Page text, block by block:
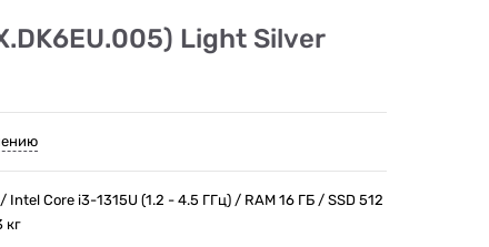
Light Silver
Intel Core i3-1315U (1.2 - 4.5 ГГц) / RAM 16 ГБ / SSD 512
кг